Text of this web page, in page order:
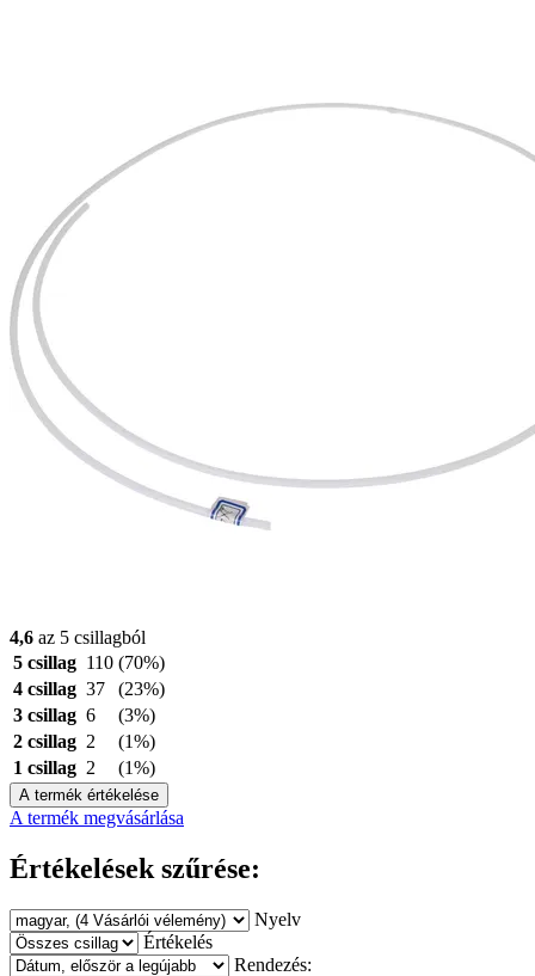
4,6 az 5 csillagból
5 csillag 110 (70%)
4 csillag 37
(23%)
3 csillag 6
(3%)
2 csillag 2
(1%)
1 csillag 2 (1%)
A termék értékelése
A termék megvásárlása
Értékelések szűrése:
Nyelv
Értékelés
Rendezés: